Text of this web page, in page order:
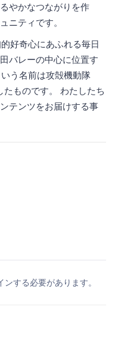
やかなつながりを作
ニティです。
好奇心にあふれる毎日
バレーの中心に位置す
う名前は攻殻機動隊
ものです。 わたしたち
テンツをお届けする事
する必要があります。